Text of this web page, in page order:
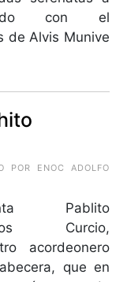
con el
de Alvis Munive
ENOC ADOLFO
Pablito
Curcio,
acordeonero
que en